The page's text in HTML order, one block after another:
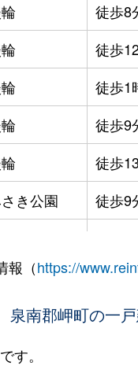
徒歩8
徒歩
徒歩1
徒歩9
徒歩
き公園 徒歩9
き公園 徒歩8
輪 徒歩
報（https://
泉南郡岬町の一
す。